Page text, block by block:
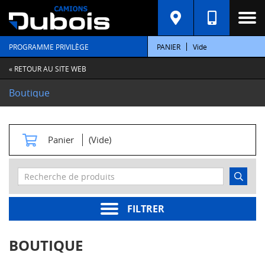
PROGRAMME PRIVILÈGE PANIER Vide
« RETOUR AU SITE WEB
Boutique
Panier (Vide)
FILTRER
C
A
T
É
G
O
R
E
S
t
e
r
moteur
BOUTIQUE